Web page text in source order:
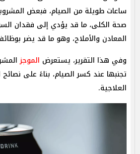
ساعات طويلة من الصيام، فبعض
صحة الكلى، ما قد يؤدي إلى فقدان
المعادن والأملاح، وهو ما قد يضر
وفي هذا التقرير، يستعرض الموجز
تجنبها عند كسر الصيام، بناءً على نصائح
العلاجية.